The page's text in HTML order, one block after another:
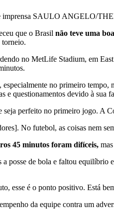
SAULO ANGELO/
que o Brasil não teve uma
torneio.
no MetLife Stadium, em
no primeiro
e questionamentos devido à sua
seja perfeito no primeiro jogo. A
No futebol, as coisas nem
45 minutos foram difíceis,
a posse de bola e faltou
esse é o ponto positivo. Está
da equipe contra um